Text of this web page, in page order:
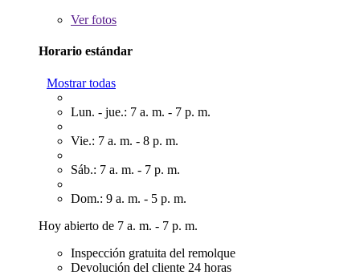
Verfotos
Horario estándar
Mostrar todas
Lun. - jue.: 7 a. m. - 7 p. m.
Vie.: 7 a. m. - 8 p. m.
Sáb.: 7 a. m. - 7 p. m.
Dom.: 9 a. m. - 5 p. m.
Hoy abierto de 7 a. m. - 7 p. m.
Inspección gratuita del remolque
Devolución del cliente 24 horas